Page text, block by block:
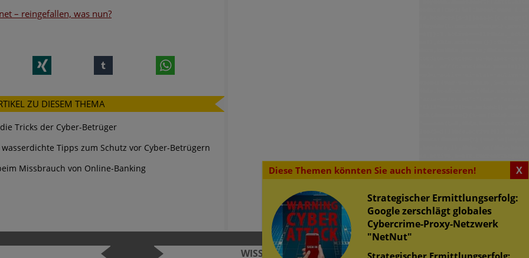
– reingefallen, was nun?
ZU DIESEM THEMA
Tricks der Cyber-Betrüger
Tipps zum Schutz vor Cyber-Betrügern
Missbrauch von Online-Banking
Diese Themen könnten Sie auch interessieren! X
Strategischer Ermittlungserfolg:
Google zerschlägt globales
Cybercrime-Proxy-Netzwerk
"NetNut"
Strategischer Ermittlungserfolg:
WISSENSWERTES